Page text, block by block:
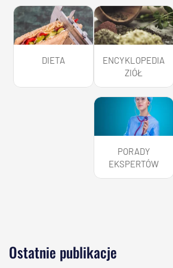
DIETA
ENCYKLOPEDIA
ZIÓŁ
PORADY
EKSPERTÓW
Ostatnie publikacje